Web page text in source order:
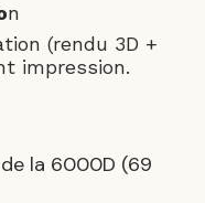
n
(rendu 3D +
impression.
la 6000D (69